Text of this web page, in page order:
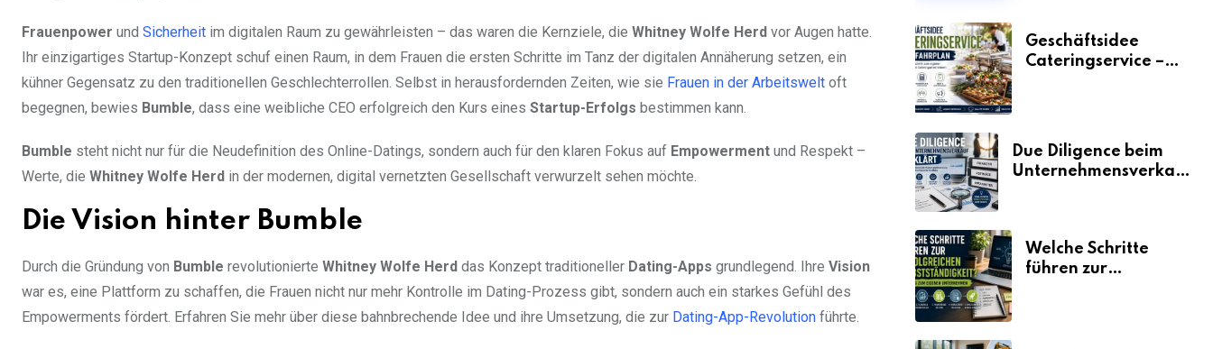
Frauenpower und Sicherheit im digitalen Raum zu gewährleisten – das waren die Kernziele, die Whitney Wolfe Herd vor Augen hatte.
Ihr einzigartiges Startup-Konzept schuf einen Raum, in dem Frauen die ersten Schritte im Tanz der digitalen Annäherung setzen, ein
kühner Gegensatz zu den traditionellen Geschlechterrollen. Selbst in herausfordernden Zeiten, wie sie Frauen in der Arbeitswelt oft
begegnen, bewies Bumble, dass eine weibliche CEO erfolgreich den Kurs eines Startup-Erfolgs bestimmen kann.
Bumble steht nicht nur für die Neudefinition des Online-Datings, sondern auch für den klaren Fokus auf Empowerment und Respekt –
Werte, die Whitney Wolfe Herd in der modernen, digital vernetzten Gesellschaft verwurzelt sehen möchte.
Die Vision hinter Bumble
Durch die Gründung von Bumble revolutionierte Whitney Wolfe Herd das Konzept traditioneller Dating-Apps grundlegend. Ihre Vision
war es, eine Plattform zu schaffen, die Frauen nicht nur mehr Kontrolle im Dating-Prozess gibt, sondern auch ein starkes Gefühl des
Empowerments fördert. Erfahren Sie mehr über diese bahnbrechende Idee und ihre Umsetzung, die zur Dating-App-Revolution führte.
Geschäftsidee
Cateringservice –
Due Diligence beim
Unternehmensverkauf
Welche Schritte
führen zur